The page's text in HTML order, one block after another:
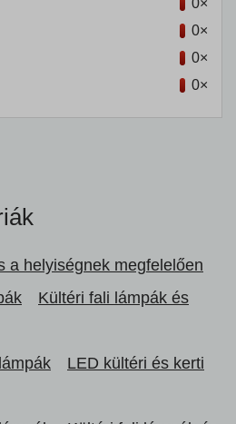
0×
0×
0×
0×
a helyiségnek megfelelően
Kültéri fali lámpák és
LED kültéri és kerti